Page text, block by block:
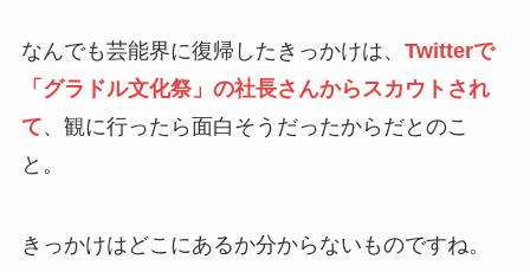
なんでも芸能界に復帰したきっかけは、 Twitterで
「グラドル文化祭」の社長さんからスカウトされ
て、観に行ったら面白そうだったからだとのこ
と。
きっかけはどこにあるか分からないものですね。